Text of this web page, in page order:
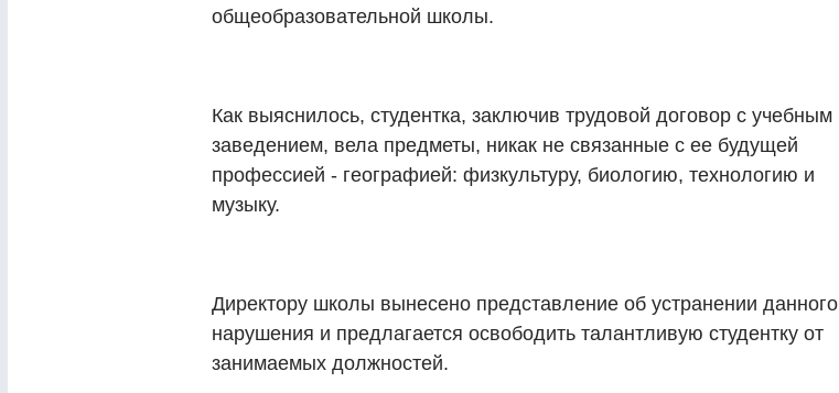
общеобразовательной школы.
Как выяснилось, студентка, заключив трудовой договор с учебным
заведением, вела предметы, никак не связанные с ее будущей
профессией - географией: физкультуру, биологию, технологию и
музыку.
Директору школы вынесено представление об устранении данного
нарушения и предлагается освободить талантливую студентку от
занимаемых должностей.